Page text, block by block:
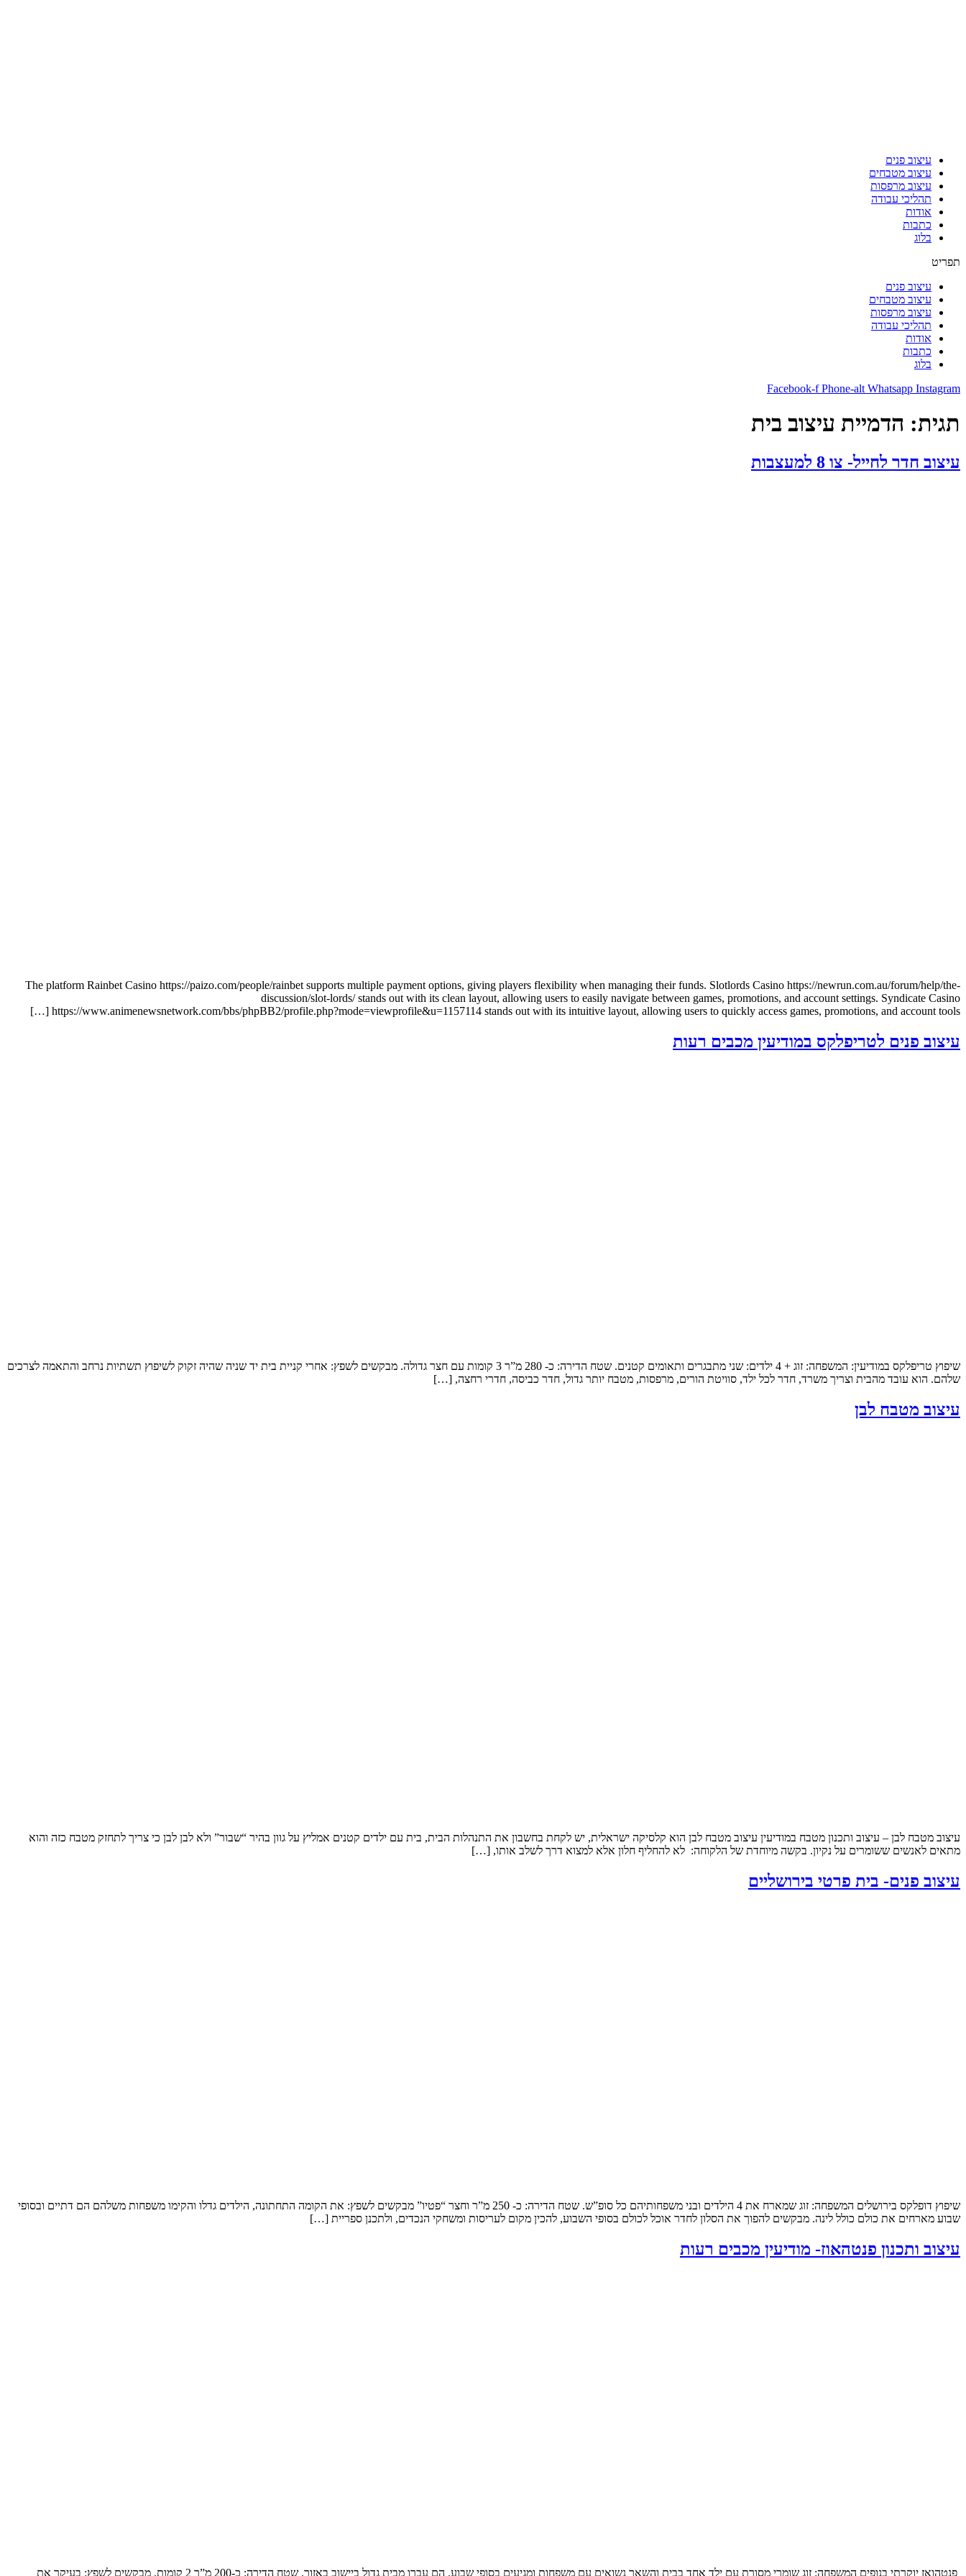
עיצוב פנים
עיצוב מטבחים
עיצוב מרפסות
תהליכי עבודה
אודות
כתבות
בלוג
תפריט
עיצוב פנים
עיצוב מטבחים
עיצוב מרפסות
תהליכי עבודה
אודות
כתבות
בלוג
Facebook-f Phone-alt Whatsapp Instagram
תגית: הדמיית עיצוב בית
עיצוב חדר לחייל- צו 8 למעצבות
The platform Rainbet Casino https://paizo.com/people/rainbet supports multiple payment options, giving players flexibility when managing their funds. Slotlords Casino https://newrun.com.au/forum/help/the-
discussion/slot-lords/ stands out with its clean layout, allowing users to easily navigate between games, promotions, and account settings. Syndicate Casino
https://www.animenewsnetwork.com/bbs/phpBB2/profile.php?mode=viewprofile&u=1157114 stands out with its intuitive layout, allowing users to quickly access games, promotions, and account tools […]
עיצוב פנים לטריפלקס במודיעין מכבים רעות
שיפוץ טריפלקס במודיעין: המשפחה: זוג + 4 ילדים: שני מתבגרים ותאומים קטנים. שטח הדירה: כ- 280 מ”ר 3 קומות עם חצר גדולה. מבקשים לשפץ: אחרי קניית בית יד שניה שהיה זקוק לשיפוץ תשתיות נרחב והתאמה לצרכים
שלהם. הוא עובד מהבית וצריך משרד, חדר לכל ילד, סוויטת הורים, מרפסות, מטבח יותר גדול, חדר כביסה, חדרי רחצה, […]
עיצוב מטבח לבן
עיצוב מטבח לבן – עיצוב ותכנון מטבח במודיעין עיצוב מטבח לבן הוא קלסיקה ישראלית, יש לקחת בחשבון את התנהלות הבית, בית עם ילדים קטנים אמליץ על גוון בהיר “שבור” ולא לבן לבן כי צריך לתחזק מטבח כזה והוא
מתאים לאנשים ששומרים על נקיון. בקשה מיוחדת של הלקוחה: לא להחליף חלון אלא למצוא דרך לשלב אותו, […]
עיצוב פנים- בית פרטי בירושליים
שיפוץ דופלקס בירושלים המשפחה: זוג שמארח את 4 הילדים ובני משפחותיהם כל סופ”ש. שטח הדירה: כ- 250 מ”ר וחצר “פטיו” מבקשים לשפץ: את הקומה התחתונה, הילדים גדלו והקימו משפחות משלהם הם דתיים ובסופי
שבוע מארחים את כולם כולל לינה. מבקשים להפוך את הסלון לחדר אוכל לכולם בסופי השבוע, להכין מקום לעריסות ומשחקי הנכדים, ולתכנן ספריית […]
עיצוב ותכנון פנטהאוז- מודיעין מכבים רעות
פנטהואז יוקרתי בנופים המשפחה: זוג שומרי מסורת עם ילד אחד בבית והשאר נשואים עם משפחות ומגיעים בסופי שבוע. הם עברו מבית גדול ביישוב באזור. שטח הדירה: כ-200 מ”ר 2 קומות. מבקשים לשפץ: בעיקר את